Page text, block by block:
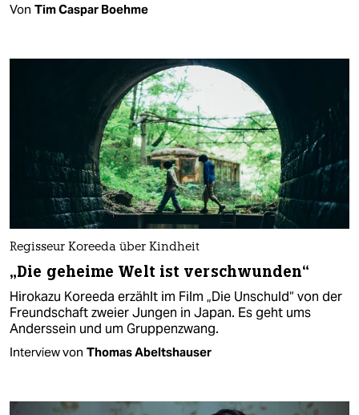
Von Tim Caspar Boehme
Regisseur Koreeda über Kindheit
„Die geheime Welt ist verschwunden“
Hirokazu Koreeda erzählt im Film „Die Unschuld“ von der
Freundschaft zweier Jungen in Japan. Es geht ums
Anderssein und um Gruppenzwang.
Interview von Thomas Abeltshauser